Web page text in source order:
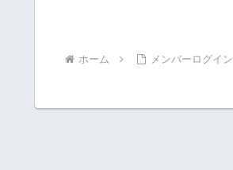
ホーム メンバーログイン